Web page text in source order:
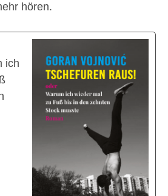
hören.
ich